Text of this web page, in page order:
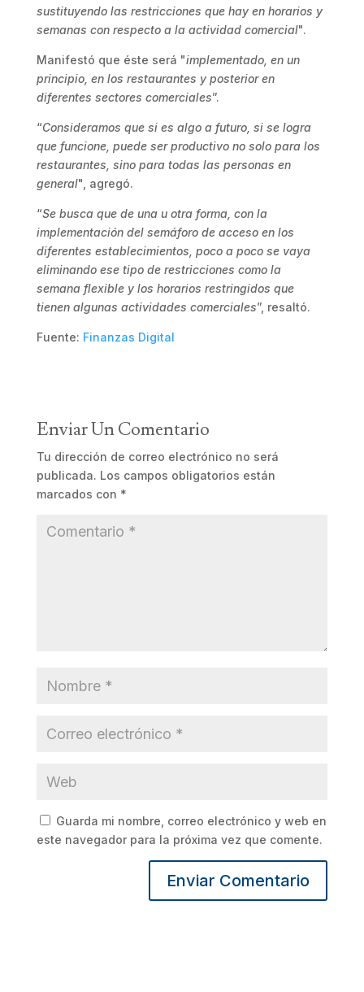
sustituyendo las restricciones que hay en horarios y
semanas con respecto a la actividad comercial".
Manifestó que éste será "implementado, en un
principio, en los restaurantes y posterior en
diferentes sectores comerciales”.
“Consideramos que si es algo a futuro, si se logra
que funcione, puede ser productivo no solo para los
restaurantes, sino para todas las personas en
general", agregó.
“Se busca que de una u otra forma, con la
implementación del semáforo de acceso en los
diferentes establecimientos, poco a poco se vaya
eliminando ese tipo de restricciones como la
semana flexible y los horarios restringidos que
tienen algunas actividades comerciales”, resaltó.
Fuente: Finanzas Digital
Enviar Un Comentario
Tu dirección de correo electrónico no será
publicada. Los campos obligatorios están
marcados con *
Guarda mi nombre, correo electrónico y web en
este navegador para la próxima vez que comente.